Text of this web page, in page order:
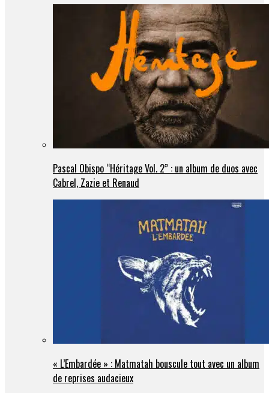
Pascal Obispo “Héritage Vol. 2” : un album de duos avec
Cabrel, Zazie et Renaud
« L’Embardée » : Matmatah bouscule tout avec un album
de reprises audacieux